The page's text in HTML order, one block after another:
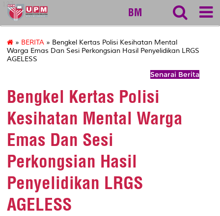
127
BM
» BERITA » Bengkel Kertas Polisi Kesihatan Mental
Warga Emas Dan Sesi Perkongsian Hasil Penyelidikan LRGS
AGELESS
Senarai Berita
Bengkel Kertas Polisi
Kesihatan Mental Warga
Emas Dan Sesi
Perkongsian Hasil
Penyelidikan LRGS
AGELESS